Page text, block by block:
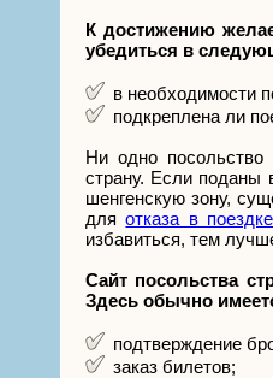
К достижению
убедиться в
в необходимости
подкреплена ли
Ни одно посольство
страну. Если поданы
шенгенскую зону,
дляотказа в поездке
избавиться, тем
Сайт посольства
Здесь обычно
подтверждение
заказ билетов;